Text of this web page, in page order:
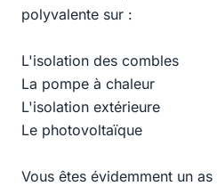
polyvalente sur :
L'isolation des combles
La pompe à chaleur
L'isolation extérieure
Le photovoltaïque
Vous êtes évidemment un